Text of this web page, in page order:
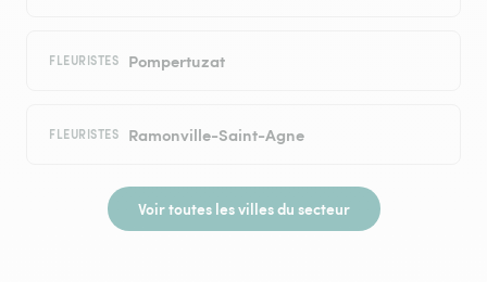
FLEURISTES Pompertuzat
FLEURISTES Ramonville-Saint-Agne
Voir toutes les villes du secteur